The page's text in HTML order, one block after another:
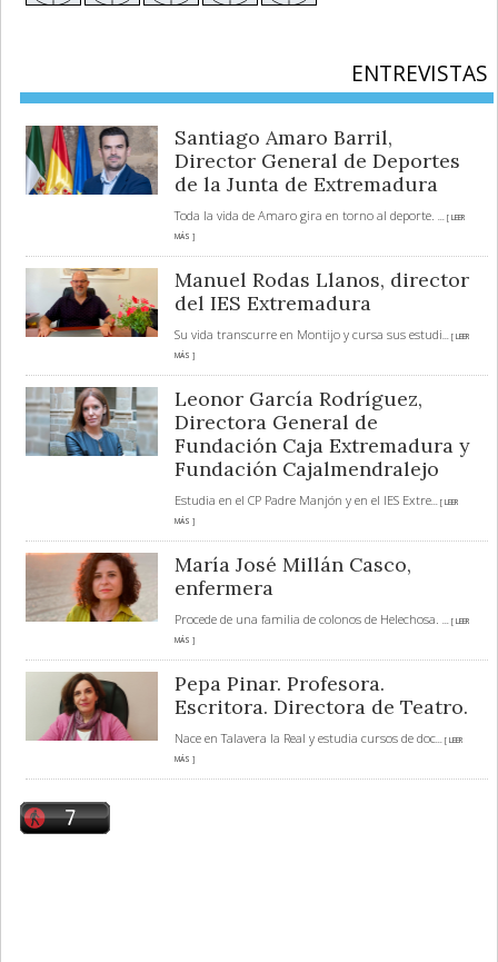
ENTREVISTAS
Santiago Amaro Barril,
Director General de Deportes
de la Junta de Extremadura
Toda la vida de Amaro gira en torno al deporte. ... [ LEER
MÁS ]
Manuel Rodas Llanos, director
del IES Extremadura
Su vida transcurre en Montijo y cursa sus estudi... [ LEER
MÁS ]
Leonor García Rodríguez,
Directora General de
Fundación Caja Extremadura y
Fundación Cajalmendralejo
Estudia en el CP Padre Manjón y en el IES Extre... [ LEER
MÁS ]
María José Millán Casco,
enfermera
Procede de una familia de colonos de Helechosa. ... [ LEER
MÁS ]
Pepa Pinar. Profesora.
Escritora. Directora de Teatro.
Nace en Talavera la Real y estudia cursos de doc... [ LEER
MÁS ]